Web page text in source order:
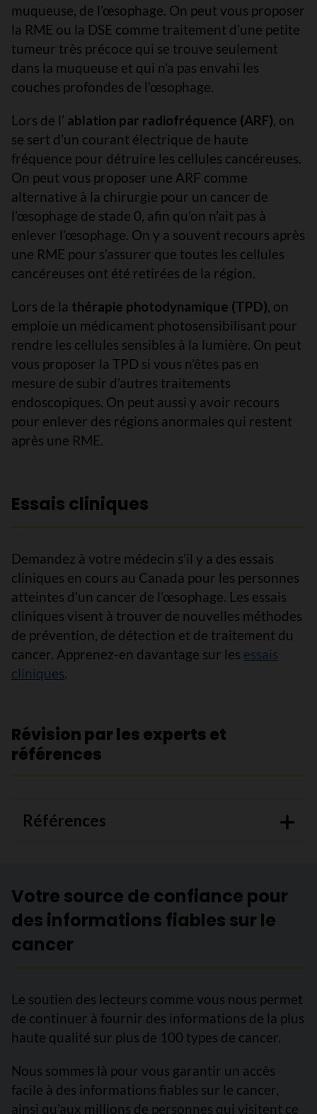
muqueuse, de l’œsophage. On peut vous proposer
la RME ou la DSE comme traitement d’une petite
tumeur très précoce qui se trouve seulement
dans la muqueuse et qui n’a pas envahi les
couches profondes de l’œsophage.
Lors de l’ ablation par radiofréquence (ARF), on
se sert d’un courant électrique de haute
fréquence pour détruire les cellules cancéreuses.
On peut vous proposer une ARF comme
alternative à la chirurgie pour un cancer de
l’œsophage de stade 0, afin qu’on n’ait pas à
enlever l’œsophage. On y a souvent recours après
une RME pour s’assurer que toutes les cellules
cancéreuses ont été retirées de la région.
Lors de la thérapie photodynamique (TPD), on
emploie un médicament photosensibilisant pour
rendre les cellules sensibles à la lumière. On peut
vous proposer la TPD si vous n’êtes pas en
mesure de subir d’autres traitements
endoscopiques. On peut aussi y avoir recours
pour enlever des régions anormales qui restent
après une RME.
Essais cliniques
Demandez à votre médecin s’il y a des essais
cliniques en cours au Canada pour les personnes
atteintes d’un cancer de l’œsophage. Les essais
cliniques visent à trouver de nouvelles méthodes
de prévention, de détection et de traitement du
cancer. Apprenez-en davantage sur les essais
cliniques.
Révision par les experts et
références
Références
Votre source de confiance pour
des informations fiables sur le
cancer
Le soutien des lecteurs comme vous nous permet
de continuer à fournir des informations de la plus
haute qualité sur plus de 100 types de cancer.
Nous sommes là pour vous garantir un accès
facile à des informations fiables sur le cancer,
ainsi qu’aux millions de personnes qui visitent ce